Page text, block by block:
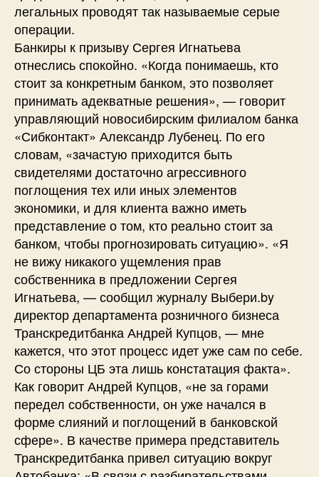
легальных проводят так называемые серые
операции.
Банкиры к призыву Сергея Игнатьева
отнеслись спокойно. «Когда понимаешь, кто
стоит за конкретным банком, это позволяет
принимать адекватные решения», — говорит
управляющий новосибирским филиалом банка
«Сибконтакт» Александр Лубенец. По его
словам, «зачастую приходится быть
свидетелями достаточно агрессивного
поглощения тех или иных элементов
экономики, и для клиента важно иметь
представление о том, кто реально стоит за
банком, чтобы прогнозировать ситуацию». «Я
не вижу никакого ущемления прав
собственника в предложении Сергея
Игнатьева, — сообщил журналу Выбери.by
директор департамента розничного бизнеса
Транскредитбанка Андрей Купцов, — мне
кажется, что этот процесс идет уже сам по себе.
Со стороны ЦБ эта лишь констатация факта».
Как говорит Андрей Купцов, «не за горами
передел собственности, он уже начался в
форме слияний и поглощений в банковской
сфере». В качестве примера представитель
Транскредитбанка привел ситуацию вокруг